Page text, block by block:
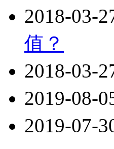
2018-03-
值？
2018-03-
2019-08-
2019-07-